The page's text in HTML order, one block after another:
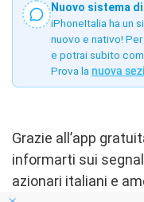
Nuovo sistema
iPhoneItalia ha un
nuovo e nativo!
e potrai subito
Prova la nuova
Grazie all’app
informarti sui
azionari italiani e